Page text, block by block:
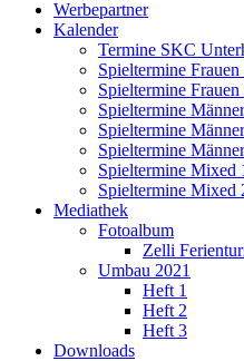
Werbepartner
Kalender
Termine SKC
Spieltermine Frauen
Spieltermine Frauen
Spieltermine
Spieltermine
Spieltermine
Spieltermine Mixed
Spieltermine Mixed
Mediathek
Fotoalbum
Zelli
Umbau 2021
Heft 1
Heft 2
Heft 3
Downloads